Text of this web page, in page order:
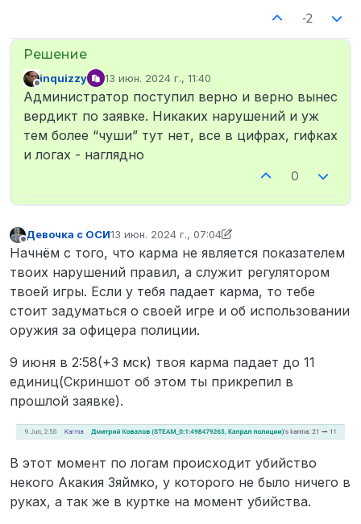
-2
Не в сети
inquizzy 13 июн. 2024 г., 11:40
отредактировано
Администратор поступил верно и верно вынес
вердикт по заявке. Никаких нарушений и уж
тем более “чуши” тут нет, все в цифрах, гифках
и логах - наглядно
0
Не в сети
Девочка с ОСИ13 июн. 2024 г., 07:04
отредактировано Девочка с ОСИ
Начнём с того, что карма не является показателем
твоих нарушений правил, а служит регулятором
твоей игры. Если у тебя падает карма, то тебе
стоит задуматься о своей игре и об использовании
оружия за офицера полиции.
9 июня в 2:58(+3 мск) твоя карма падает до 11
единиц(Скриншот об этом ты прикрепил в
прошлой заявке).
В этот момент по логам происходит убийство
некого Акакия Зяймко, у которого не было ничего в
руках, а так же в куртке на момент убийства.